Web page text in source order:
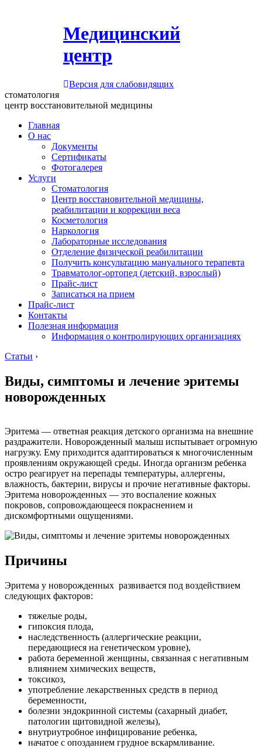
Медицинский
центр
Версия для слабовидящих
стоматология
центр восстановительной медицины
Главная
О нас
Документы
Сертификаты
Фотогалерея
Услуги
Стоматология
Центр восстановительной медицины,
реабилитации и коррекции веса
Косметология
Наркология
Лабораторные исследования
Отделение физической реабилитации
Получить консультацию мануального терапевта
Травматолог-ортопед (детский, взрослый)
Прайс-лист
Записаться на прием
Прайс-лист
Контакты
Полезная информация
Информация о контролирующих организациях
Статьи ›
Виды, симптомы и лечение эритемы
новорожденных
Эритема — ответная реакция детского организма на внешние
раздражители. Новорожденный малыш испытывает огромную
нагрузку. Ему приходится адаптироваться к многочисленным
проявлениям окружающей среды. Иногда организм ребенка
остро реагирует на перепады температуры, аллергены,
влажность, бактерии, вирусы и прочие негативные факторы.
Эритема новорожденных — это воспаление кожных
покровов, сопровождающееся покраснением и
дискомфортными ощущениями.
Причины
Эритема у новорожденных развивается под воздействием
следующих факторов:
тяжелые роды,
гипоксия плода,
наследственность (аллергические реакции,
передающиеся на генетическом уровне),
работа беременной женщины, связанная с негативным
влиянием химических веществ,
токсикоз,
употребление лекарственных средств в период
беременности,
болезни эндокринной системы (сахарный диабет,
патологии щитовидной железы),
внутриутробное инфицирование ребенка,
начатое с опозданием грудное вскармливание.